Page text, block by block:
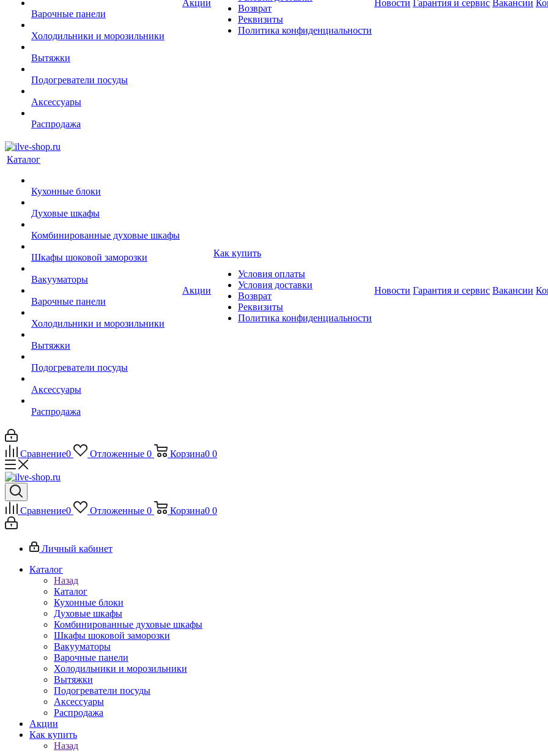
Варочные панели
Холодильники и морозильники
Вытяжки
Подогреватели посуды
Аксессуары
Распродажа
Акции
Возврат
Реквизиты
Политика конфиденциальности
Новости Гарантия и сервис Вакансии
Каталог
Кухонные блоки
Духовые шкафы
Комбинированные духовые шкафы
Шкафы шоковой заморозки
Вакууматоры
Варочные панели
Холодильники и морозильники
Вытяжки
Подогреватели посуды
Аксессуары
Распродажа
Акции
Как купить
Условия оплаты
Условия доставки
Возврат
Реквизиты
Политика конфиденциальности
Новости Гарантия и сервис Вакансии
Сравнение0 Отложенные 0 Корзина0 0
Сравнение0 Отложенные 0 Корзина0 0
Личный кабинет
Каталог
Назад
Каталог
Кухонные блоки
Духовые шкафы
Комбинированные духовые шкафы
Шкафы шоковой заморозки
Вакууматоры
Варочные панели
Холодильники и морозильники
Вытяжки
Подогреватели посуды
Аксессуары
Распродажа
Акции
Как купить
Назад